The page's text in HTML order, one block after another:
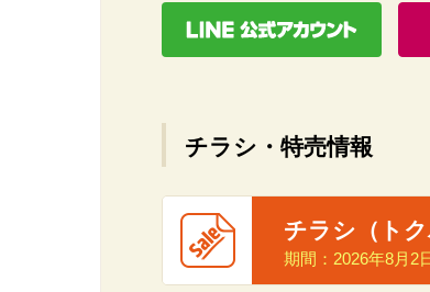
チラシ・特売情報
チラシ（トク
期間： 2026年8月2